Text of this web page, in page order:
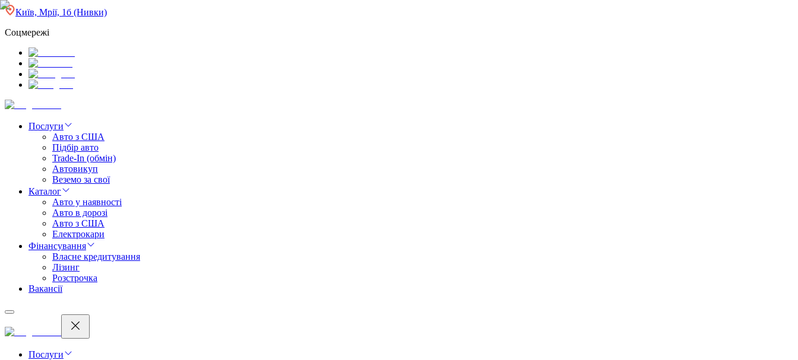
Київ, Мрії, 1б (Нивки)
Соцмережі
Послуги
Авто з США
Підбір авто
Trade-In (обмін)
Автовикуп
Веземо за свої
Каталог
Авто у наявності
Авто в дорозі
Авто з США
Електрокари
Фінансування
Власне кредитування
Лізинг
Розстрочка
Вакансії
Послуги